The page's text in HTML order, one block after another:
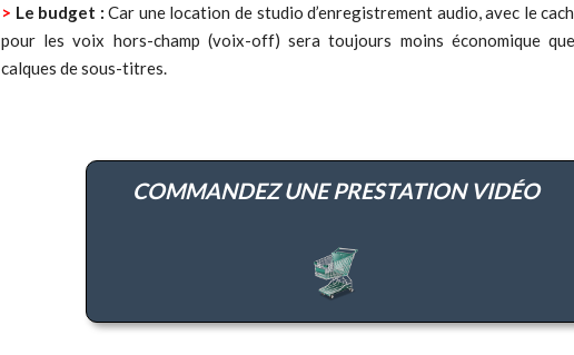
> Le budget : Car une location de studio d’enregistrement audio, avec le
pour les voix hors-champ (voix-off) sera toujours moins économique que
calques de sous-titres.
COMMANDEZ UNE PRESTATION VIDÉO